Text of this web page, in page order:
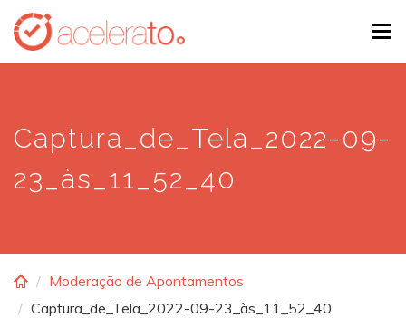
Skip
main
Captura_de_Tela_2022-09-
23_às_11_52_40
Moderação de Apontamentos
Captura_de_Tela_2022-09-23_às_11_52_40